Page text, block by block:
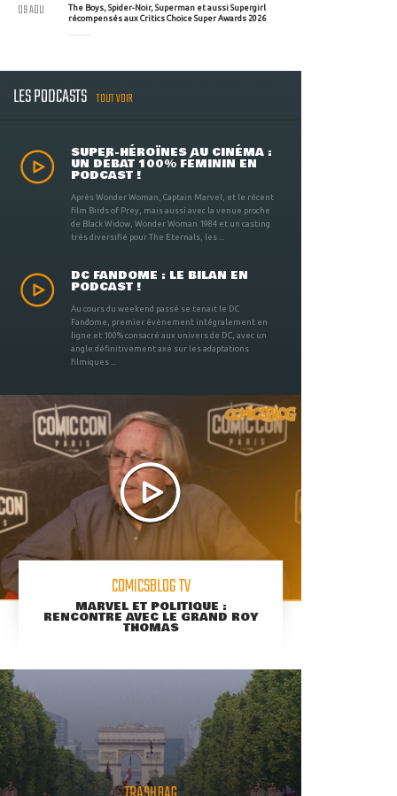
The Boys, Spider-Noir, Superman et aussi Supergirl
récompensés aux Critics Choice Super Awards 2026
09 AOU
LES PODCASTS TOUT VOIR
SUPER-HÉROÏNES AU CINÉMA :
UN DÉBAT 100% FÉMININ EN
PODCAST !
Après Wonder Woman, Captain Marvel, et le récent
film Birds of Prey, mais aussi avec la venue proche
de Black Widow, Wonder Woman 1984 et un casting
très diversifié pour The Eternals, les ...
DC FANDOME : LE BILAN EN
PODCAST !
Au cours du weekend passé se tenait le DC
Fandome, premier évènement intégralement en
ligne et 100% consacré aux univers de DC, avec un
angle définitivement axé sur les adaptations
filmiques ...
COMICSBLOG TV
MARVEL ET POLITIQUE :
RENCONTRE AVEC LE GRAND ROY
THOMAS